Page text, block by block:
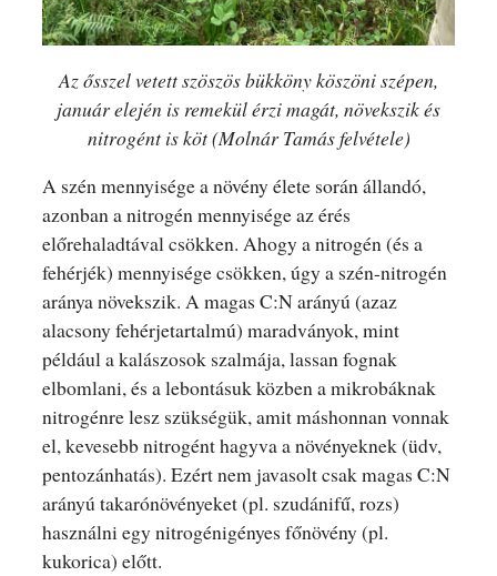
Az ősszel vetett szöszös bükköny köszöni szépen,
január elején is remekül érzi magát, növekszik és
nitrogént is köt (Molnár Tamás felvétele)
A szén mennyisége a növény élete során állandó,
azonban a nitrogén mennyisége az érés
előrehaladtával csökken. Ahogy a nitrogén (és a
fehérjék) mennyisége csökken, úgy a szén-nitrogén
aránya növekszik. A magas C:N arányú (azaz
alacsony fehérjetartalmú) maradványok, mint
például a kalászosok szalmája, lassan fognak
elbomlani, és a lebontásuk közben a mikrobáknak
nitrogénre lesz szükségük, amit máshonnan vonnak
el, kevesebb nitrogént hagyva a növényeknek (üdv,
pentozánhatás). Ezért nem javasolt csak magas C:N
arányú takarónövényeket (pl. szudánifű, rozs)
használni egy nitrogénigényes főnövény (pl.
kukorica) előtt.